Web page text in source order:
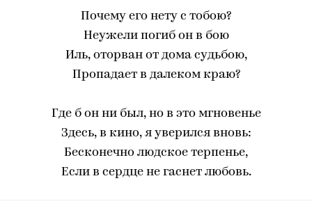
Почему его нету с тобою?
Неужели погиб он в бою
Иль, оторван от дома судьбою,
Пропадает в далеком краю?
Где б он ни был, но в это мгновенье
Здесь, в кино, я уверился вновь:
Бесконечно людское терпенье,
Если в сердце не гаснет любовь.